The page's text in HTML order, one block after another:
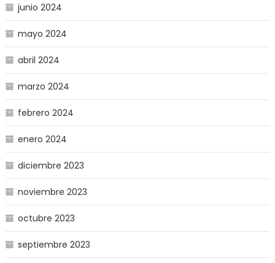
junio 2024
mayo 2024
abril 2024
marzo 2024
febrero 2024
enero 2024
diciembre 2023
noviembre 2023
octubre 2023
septiembre 2023